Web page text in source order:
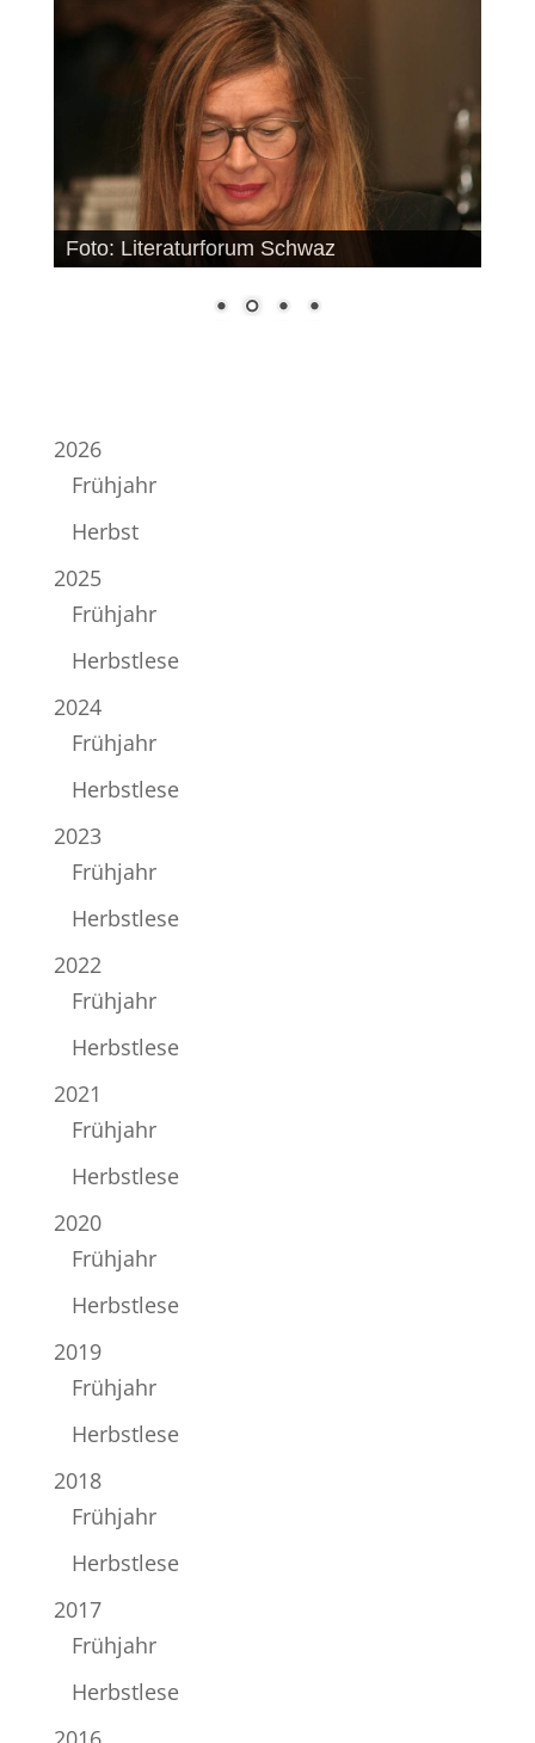
Foto: Literaturforum Schwaz
2026
Frühjahr
Herbst
2025
Frühjahr
Herbstlese
2024
Frühjahr
Herbstlese
2023
Frühjahr
Herbstlese
2022
Frühjahr
Herbstlese
2021
Frühjahr
Herbstlese
2020
Frühjahr
Herbstlese
2019
Frühjahr
Herbstlese
2018
Frühjahr
Herbstlese
2017
Frühjahr
Herbstlese